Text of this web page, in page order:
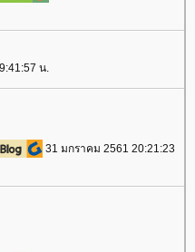
น.
31 มกราคม 2561 20:21:23